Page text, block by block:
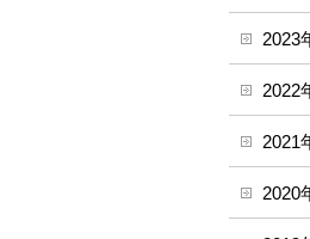
2023
2022
2021
2020